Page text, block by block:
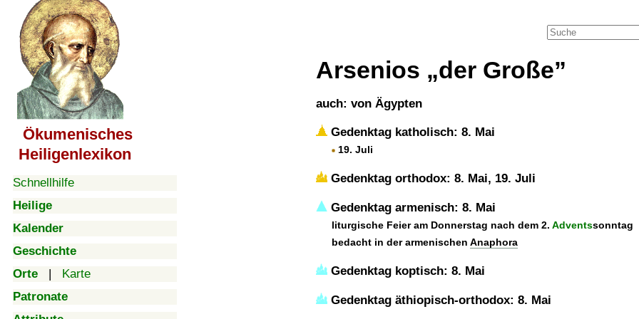
Ökumenisches
Heiligenlexikon
Schnellhilfe
Heilige
Kalender
Geschichte
Orte | Karte
Patronate
Arsenios der Große
auch: von Ägypten
Gedenktag katholisch: 8. Mai
19. Juli
Gedenktag orthodox: 8. Mai, 19. Juli
Gedenktag armenisch: 8. Mai
liturgische Feier am Donnerstag nach dem 2. Adventssonntag
bedacht in der armenischen Anaphora
Gedenktag koptisch: 8. Mai
Gedenktag äthiopisch-orthodox: 8. Mai